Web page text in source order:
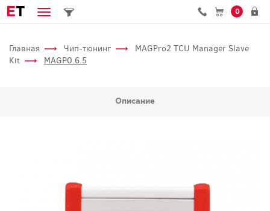
ET 0
Главная Чип-тюнинг
MAGPro2 TCU Manager Slave
Kit
MAGP0.6.5
Описание